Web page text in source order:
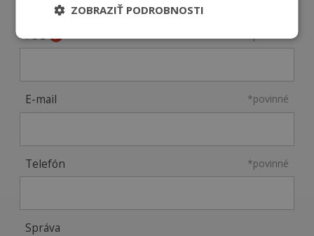
PSČ
E-mail *povinné
Telefón *povinné
Správa
ZOBRAZIŤ PODROBNOSTI